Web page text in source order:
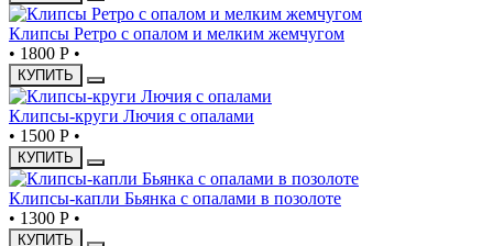
Клипсы Ретро с опалом и мелким жемчугом
• 1800 Р •
КУПИТЬ
Клипсы-круги Лючия с опалами
• 1500 Р •
КУПИТЬ
Клипсы-капли Бьянка с опалами в позолоте
• 1300 Р •
КУПИТЬ